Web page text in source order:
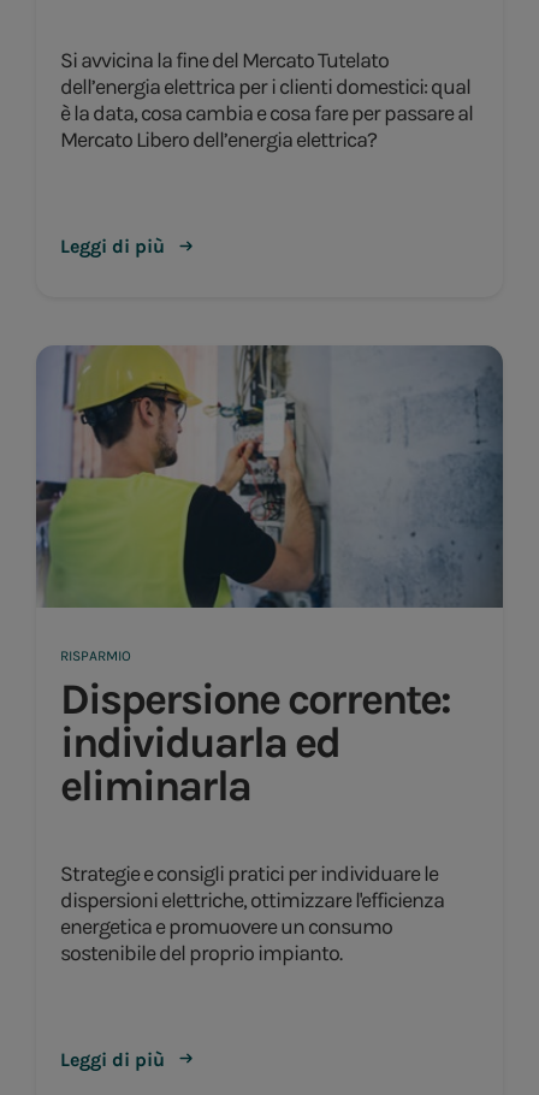
Si avvicina la fine del Mercato Tutelato
dell’energia elettrica per i clienti domestici: qual
è la data, cosa cambia e cosa fare per passare al
Mercato Libero dell’energia elettrica?
Leggi di più
RISPARMIO
Dispersione corrente:
individuarla ed
eliminarla
Strategie e consigli pratici per individuare le
dispersioni elettriche, ottimizzare l'efficienza
energetica e promuovere un consumo
sostenibile del proprio impianto.
Leggi di più